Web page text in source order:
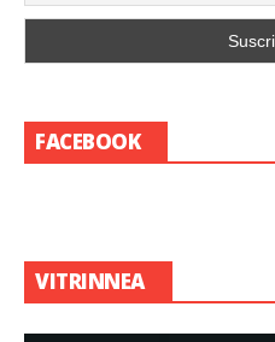
FACEBOOK
VITRINNEA